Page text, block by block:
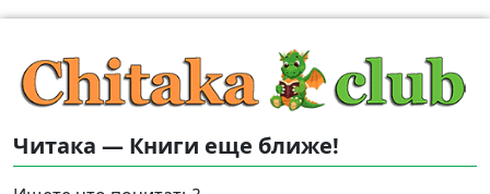
Читака — Книги еще ближе!